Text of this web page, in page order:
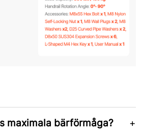
maximala bärförmåga?